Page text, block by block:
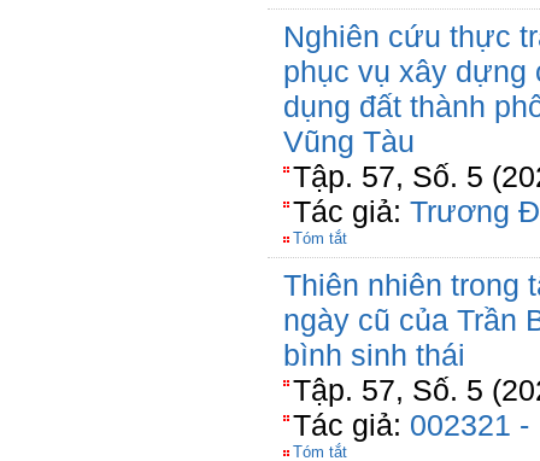
Nghiên cứu thực
phục vụ xây
dụng đất thành
Vũng Tàu
Tập. 57, Số. 5
Tác giả: Trương
Tóm tắt
Thiên nhiên trong
ngày cũ của Trần
bình sinh thái
Tập. 57, Số. 5
Tác giả: 002321 -
Tóm tắt